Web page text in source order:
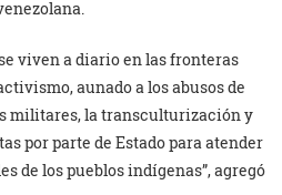
viven a diario en las fronteras
aunado a los abusos de
militares, la transculturización y
por parte de Estado para atender
de los pueblos indígenas”, agregó